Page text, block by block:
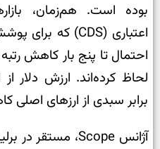
بوده است. هم‌زمان،
اعتباری (CDS)
که برای
احتمال تا پنج بار کاهش
لحاظ کرده‌اند. ارزش دلار از
برابر سبدی از ارزهای
آژانس Scope
، مستقر در